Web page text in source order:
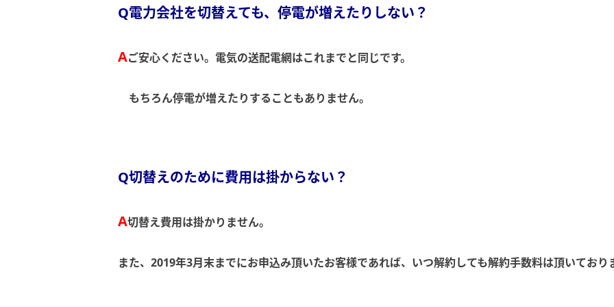
Q電力会社を切替えても、停電が増えたりしない？
Aご安心ください。電気の送配電網はこれまでと同じです。
もちろん停電が増えたりすることもありません。
Q切替えのために費用は掛からない？
A切替え費用は掛かりません。
また、2019年3月末までにお申込み頂いたお客様であれば、いつ解約しても解約手数料は頂いており